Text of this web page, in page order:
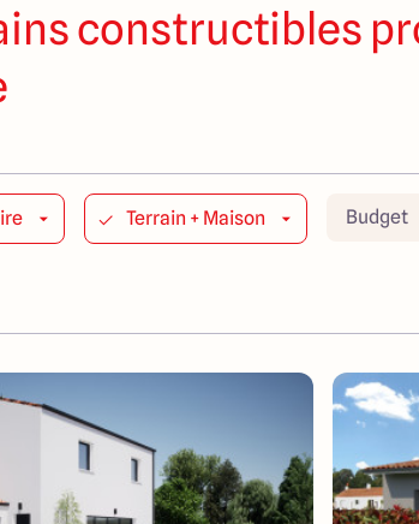
constructibles
Terrain + Maison Budget